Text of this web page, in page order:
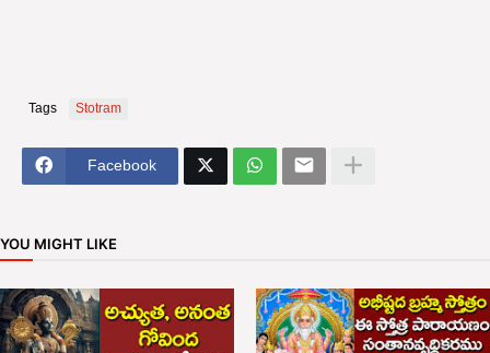
Tags Stotram
Facebook
YOU MIGHT LIKE